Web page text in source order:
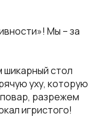
Мы – за
стол
уху, которую
разрежем
игристого!